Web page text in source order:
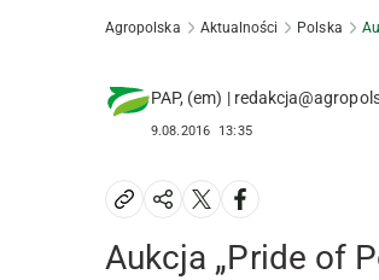
Agropolska Aktualności Polska
PAP, (em) |
9.08.2016 13:35
Aukcja „Pride of